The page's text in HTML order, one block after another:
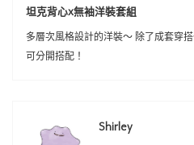
坦克背心x無袖洋裝套組
多層次風格設計的洋裝～ 除了成套穿
可分開搭配！
Shirley